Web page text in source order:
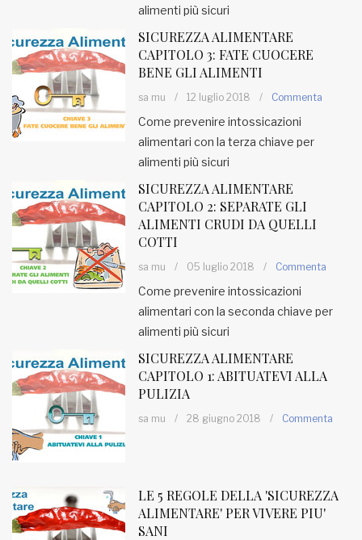
Imbonati, 89 20159 Milano (Italia)alimenti più sicuri
SICUREZZA ALIMENTARE
CAPITOLO 3: FATE CUOCERE
BENE GLI ALIMENTI
sa mu / 12 luglio 2018 / Commenta
Come prevenire intossicazioni
alimentari con la terza chiave per
alimenti più sicuri
SICUREZZA ALIMENTARE
CAPITOLO 2: SEPARATE GLI
ALIMENTI CRUDI DA QUELLI
COTTI
sa mu / 05 luglio 2018 / Commenta
Come prevenire intossicazioni
alimentari con la seconda chiave per
alimenti più sicuri
SICUREZZA ALIMENTARE
CAPITOLO 1: ABITUATEVI ALLA
PULIZIA
sa mu / 28 giugno 2018 / Commenta
LE 5 REGOLE DELLA 'SICUREZZA
ALIMENTARE' PER VIVERE PIU'
SANI